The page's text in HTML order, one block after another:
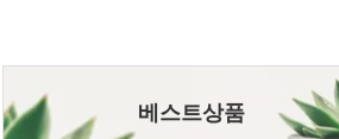
베스트상품